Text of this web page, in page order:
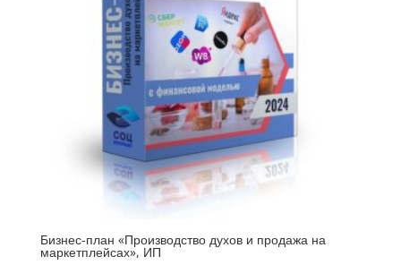
Бизнес-план «Производство духов и продажа на
маркетплейсах», ИП